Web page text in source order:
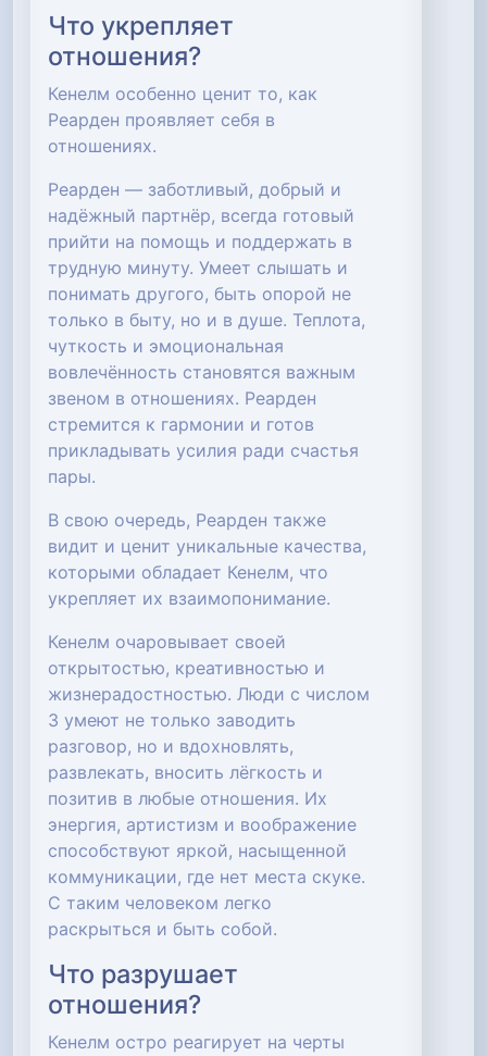
Что укрепляет
отношения?
Кенелм особенно ценит то, как
Реарден проявляет себя в
отношениях.
Реарден — заботливый, добрый и
надёжный партнёр, всегда готовый
прийти на помощь и поддержать в
трудную минуту. Умеет слышать и
понимать другого, быть опорой не
только в быту, но и в душе. Теплота,
чуткость и эмоциональная
вовлечённость становятся важным
звеном в отношениях. Реарден
стремится к гармонии и готов
прикладывать усилия ради счастья
пары.
В свою очередь, Реарден также
видит и ценит уникальные качества,
которыми обладает Кенелм, что
укрепляет их взаимопонимание.
Кенелм очаровывает своей
открытостью, креативностью и
жизнерадостностью. Люди с числом
3 умеют не только заводить
разговор, но и вдохновлять,
развлекать, вносить лёгкость и
позитив в любые отношения. Их
энергия, артистизм и воображение
способствуют яркой, насыщенной
коммуникации, где нет места скуке.
С таким человеком легко
раскрыться и быть собой.
Что разрушает
отношения?
Кенелм остро реагирует на черты